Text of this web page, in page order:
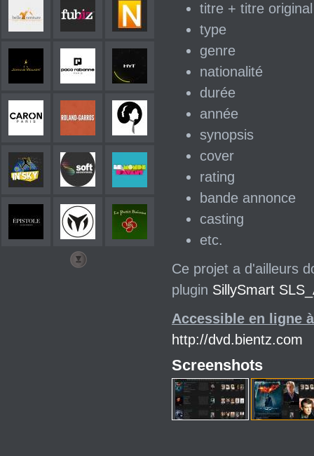
titre + titre original
type
genre
nationalité
durée
année
synopsis
cover
rating
bande annonce
casting
etc.
Ce projet a d'ailleurs
plugin SillySmart
Accessible en ligne
http://dvd.bientz.com
Screenshots